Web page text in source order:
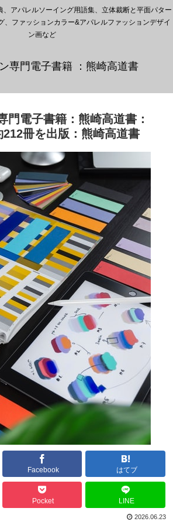
、アパレルソーイング用語集、立体裁断と平面パター
、ファッションカラー&アパレルファッションデザイ
ン画など
専門電子書籍 ：熊崎高道書
門電子書籍：熊崎高道書：
冊を出版：熊崎高道書
Facebook はてブ
Pocket LINE
2026.06.23